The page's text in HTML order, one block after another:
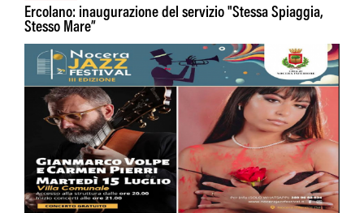
Ercolano: inaugurazione del servizio "Stessa Spiaggia,
Stesso Mare”